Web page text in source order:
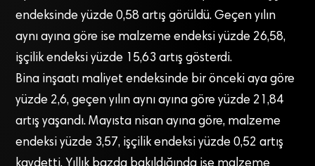
endeksinde yüzde 0,58 artış görüldü. Geçen yılın
aynı ayına göre ise malzeme endeksi yüzde 26,58,
işçilik endeksi yüzde 15,63 artış gösterdi.
Bina inşaatı maliyet endeksinde bir önceki aya göre
yüzde 2,6, geçen yılın aynı ayına göre yüzde 21,84
artış yaşandı. Mayısta nisan ayına göre, malzeme
endeksi yüzde 3,57, işçilik endeksi yüzde 0,52 artış